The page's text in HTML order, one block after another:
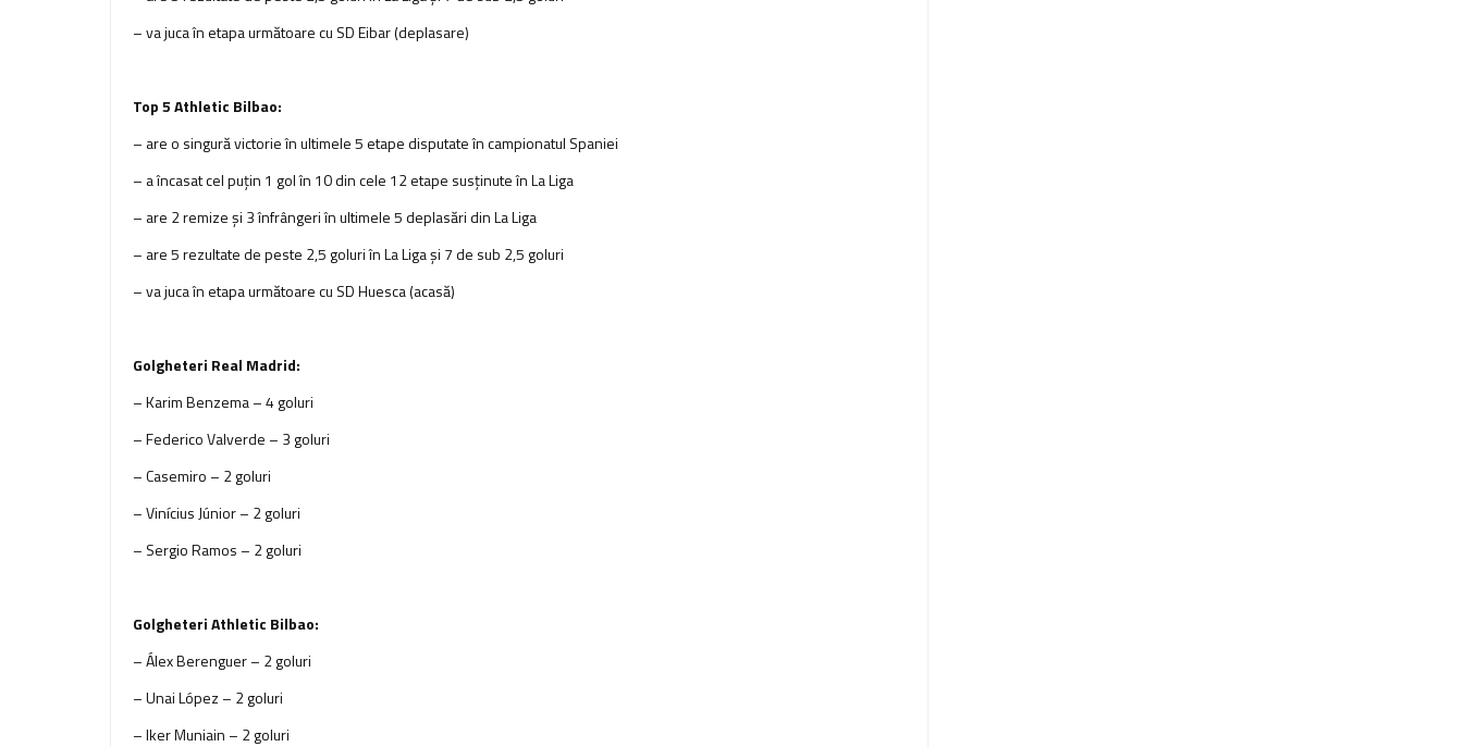
– va juca în etapa următoare cu SD Eibar (deplasare)
Top 5 Athletic Bilbao:
– are o singură victorie în ultimele 5 etape disputate în campionatul Spaniei
– a încasat cel puţin 1 gol în 10 din cele 12 etape susţinute în La Liga
– are 2 remize şi 3 înfrângeri în ultimele 5 deplasări din La Liga
– are 5 rezultate de peste 2,5 goluri în La Liga şi 7 de sub 2,5 goluri
– va juca în etapa următoare cu SD Huesca (acasă)
Golgheteri Real Madrid:
– Karim Benzema – 4 goluri
– Federico Valverde – 3 goluri
– Casemiro – 2 goluri
– Vinícius Júnior – 2 goluri
– Sergio Ramos – 2 goluri
Golgheteri Athletic Bilbao:
– Álex Berenguer – 2 goluri
– Unai López – 2 goluri
– Iker Muniain – 2 goluri